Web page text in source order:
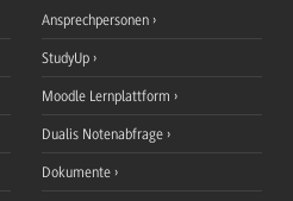
Ansprechpersonen
StudyUp
Moodle Lernplattform
Dualis Notenabfrage
Dokumente